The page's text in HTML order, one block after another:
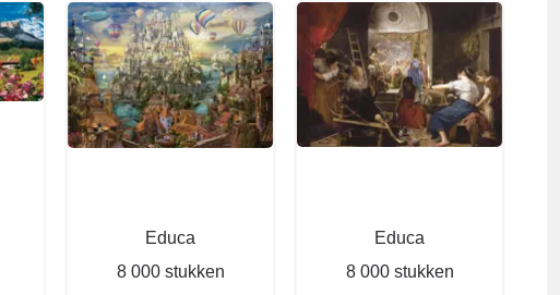
Educa
8 000 stukken
Educa
8 000 stukken